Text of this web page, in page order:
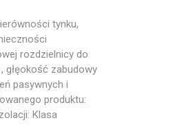
tynku,
rozdzielnicy do
głęokość zabudowy
pasywnych i
produktu:
Klasa